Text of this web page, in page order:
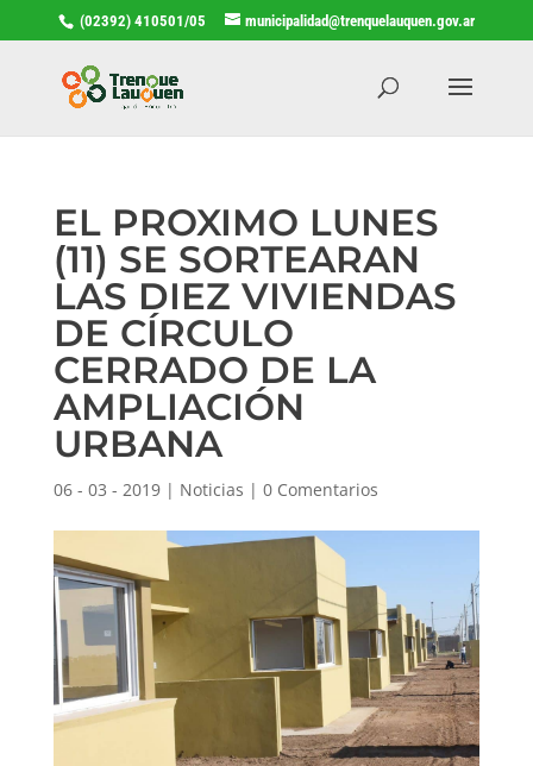
(02392) 410501/05 municipalidad@trenquelauquen.gov.ar
EL PROXIMO LUNES
(11) SE SORTEARAN
LAS DIEZ VIVIENDAS
DE CÍRCULO
CERRADO DE LA
AMPLIACIÓN
URBANA
06 - 03 - 2019| Noticias | 0 Comentarios